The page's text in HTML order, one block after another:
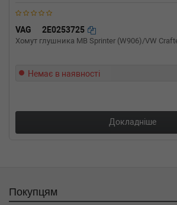
VAG 2E0253725
Хомут глушника MB Sprinter (W906)/VW
Немає в наявності
Докладніше
Покупцям